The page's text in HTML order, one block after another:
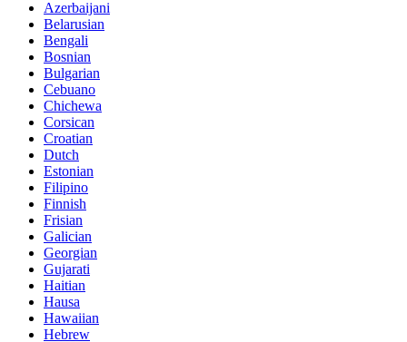
Azerbaijani
Belarusian
Bengali
Bosnian
Bulgarian
Cebuano
Chichewa
Corsican
Croatian
Dutch
Estonian
Filipino
Finnish
Frisian
Galician
Georgian
Gujarati
Haitian
Hausa
Hawaiian
Hebrew